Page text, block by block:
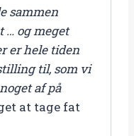
sammen
og meget
er hele tiden
til, som vi
af på
at tage fat